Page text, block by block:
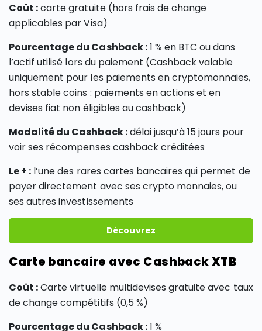
Coût :carte gratuite (hors frais de change
applicables par Visa)
Pourcentage du Cashback :1 % en BTC ou dans
l’actif utilisé lors du paiement (Cashback valable
uniquement pour les paiements en cryptomonnaies,
hors stable coins : paiements en actions et en
devises fiat non éligibles au cashback)
Modalité du Cashback :délai jusqu’à 15 jours pour
voir ses récompenses cashback créditées
Le + : l’une des rares cartes bancaires qui permet de
payer directement avec ses crypto monnaies, ou
ses autres investissements
Découvrez
Carte bancaire avec Cashback XTB
Coût :Carte virtuelle multidevises gratuite avec taux
de change compétitifs (0,5 %)
Pourcentage du Cashback :1 %